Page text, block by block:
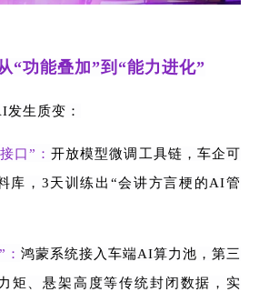
“功能叠加”到“能力进化”
发生质变：
口”： 开放模型微调工具链，车企可
库， 3天训练出“会讲方言梗的AI管
鸿蒙系统接入车端AI算力池，第三
矩、悬架高度等传统封闭数据，实